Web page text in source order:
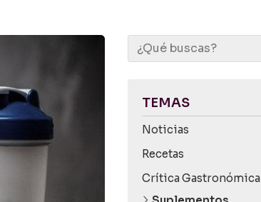
TEMAS
Noticias
Recetas
Crítica Gastronómica